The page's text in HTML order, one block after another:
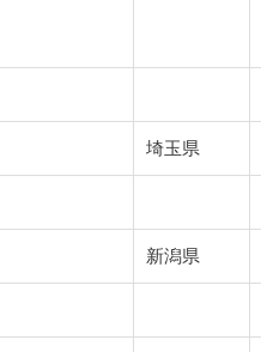
埼玉県
新潟県